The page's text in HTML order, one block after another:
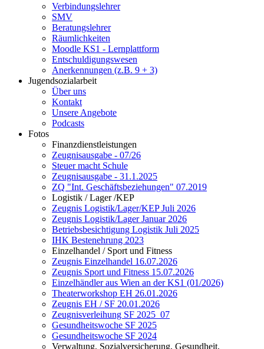
Verbindungslehrer
SMV
Beratungslehrer
Räumlichkeiten
Moodle KS1 - Lernplattform
Entschuldigungswesen
Anerkennungen (z.B. 9 + 3)
Jugendsozialarbeit
Über uns
Kontakt
Unsere Angebote
Podcasts
Fotos
Finanzdienstleistungen
Zeugnisausgabe - 07/26
Steuer macht Schule
Zeugnisausgabe - 31.1.2025
ZQ "Int. Geschäftsbeziehungen" 07.2019
Logistik / Lager /KEP
Zeugnis Logistik/Lager/KEP Juli 2026
Zeugnis Logistik/Lager Januar 2026
Betriebsbesichtigung Logistik Juli 2025
IHK Bestenehrung 2023
Einzelhandel / Sport und Fitness
Zeugnis Einzelhandel 16.07.2026
Zeugnis Sport und Fitness 15.07.2026
Einzelhändler aus Wien an der KS1 (01/2026)
Theaterworkshop EH 26.01.2026
Zeugnis EH / SF 20.01.2026
Zeugnisverleihung SF 2025_07
Gesundheitswoche SF 2025
Gesundheitswoche SF 2024
Verwaltung, Sozialversicherung, Gesundheit,